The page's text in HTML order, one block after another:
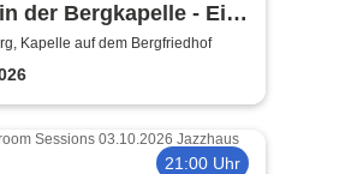
der Bergkapelle - Ein
Heidelberg-
Kapelle auf dem Bergfriedhof
21:00 Uhr